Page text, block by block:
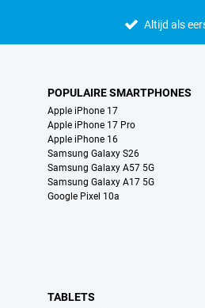
Altijd als
POPULAIRE SMARTPHONES
Apple iPhone 17
Apple iPhone 17 Pro
Apple iPhone 16
Samsung Galaxy S26
Samsung Galaxy A57 5G
Samsung Galaxy A17 5G
Google Pixel 10a
TABLETS